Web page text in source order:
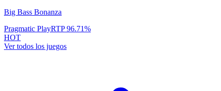
Big Bass Bonanza
Pragmatic PlayRTP96.71%
HOT
Ver todos los juegos